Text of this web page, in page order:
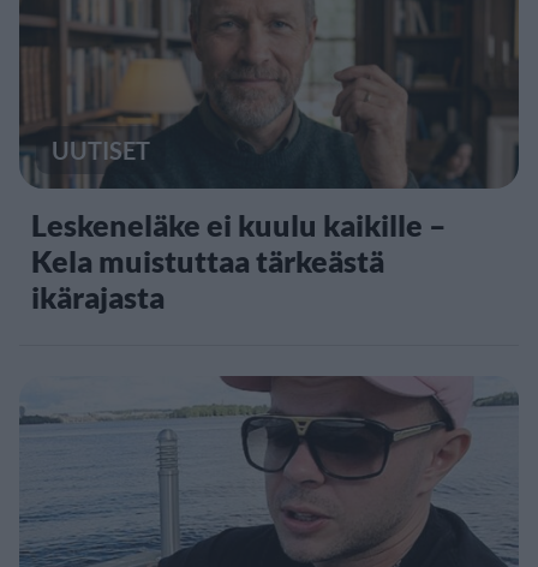
UUTISET
Leskeneläke ei kuulu kaikille –
Kela muistuttaa tärkeästä
ikärajasta